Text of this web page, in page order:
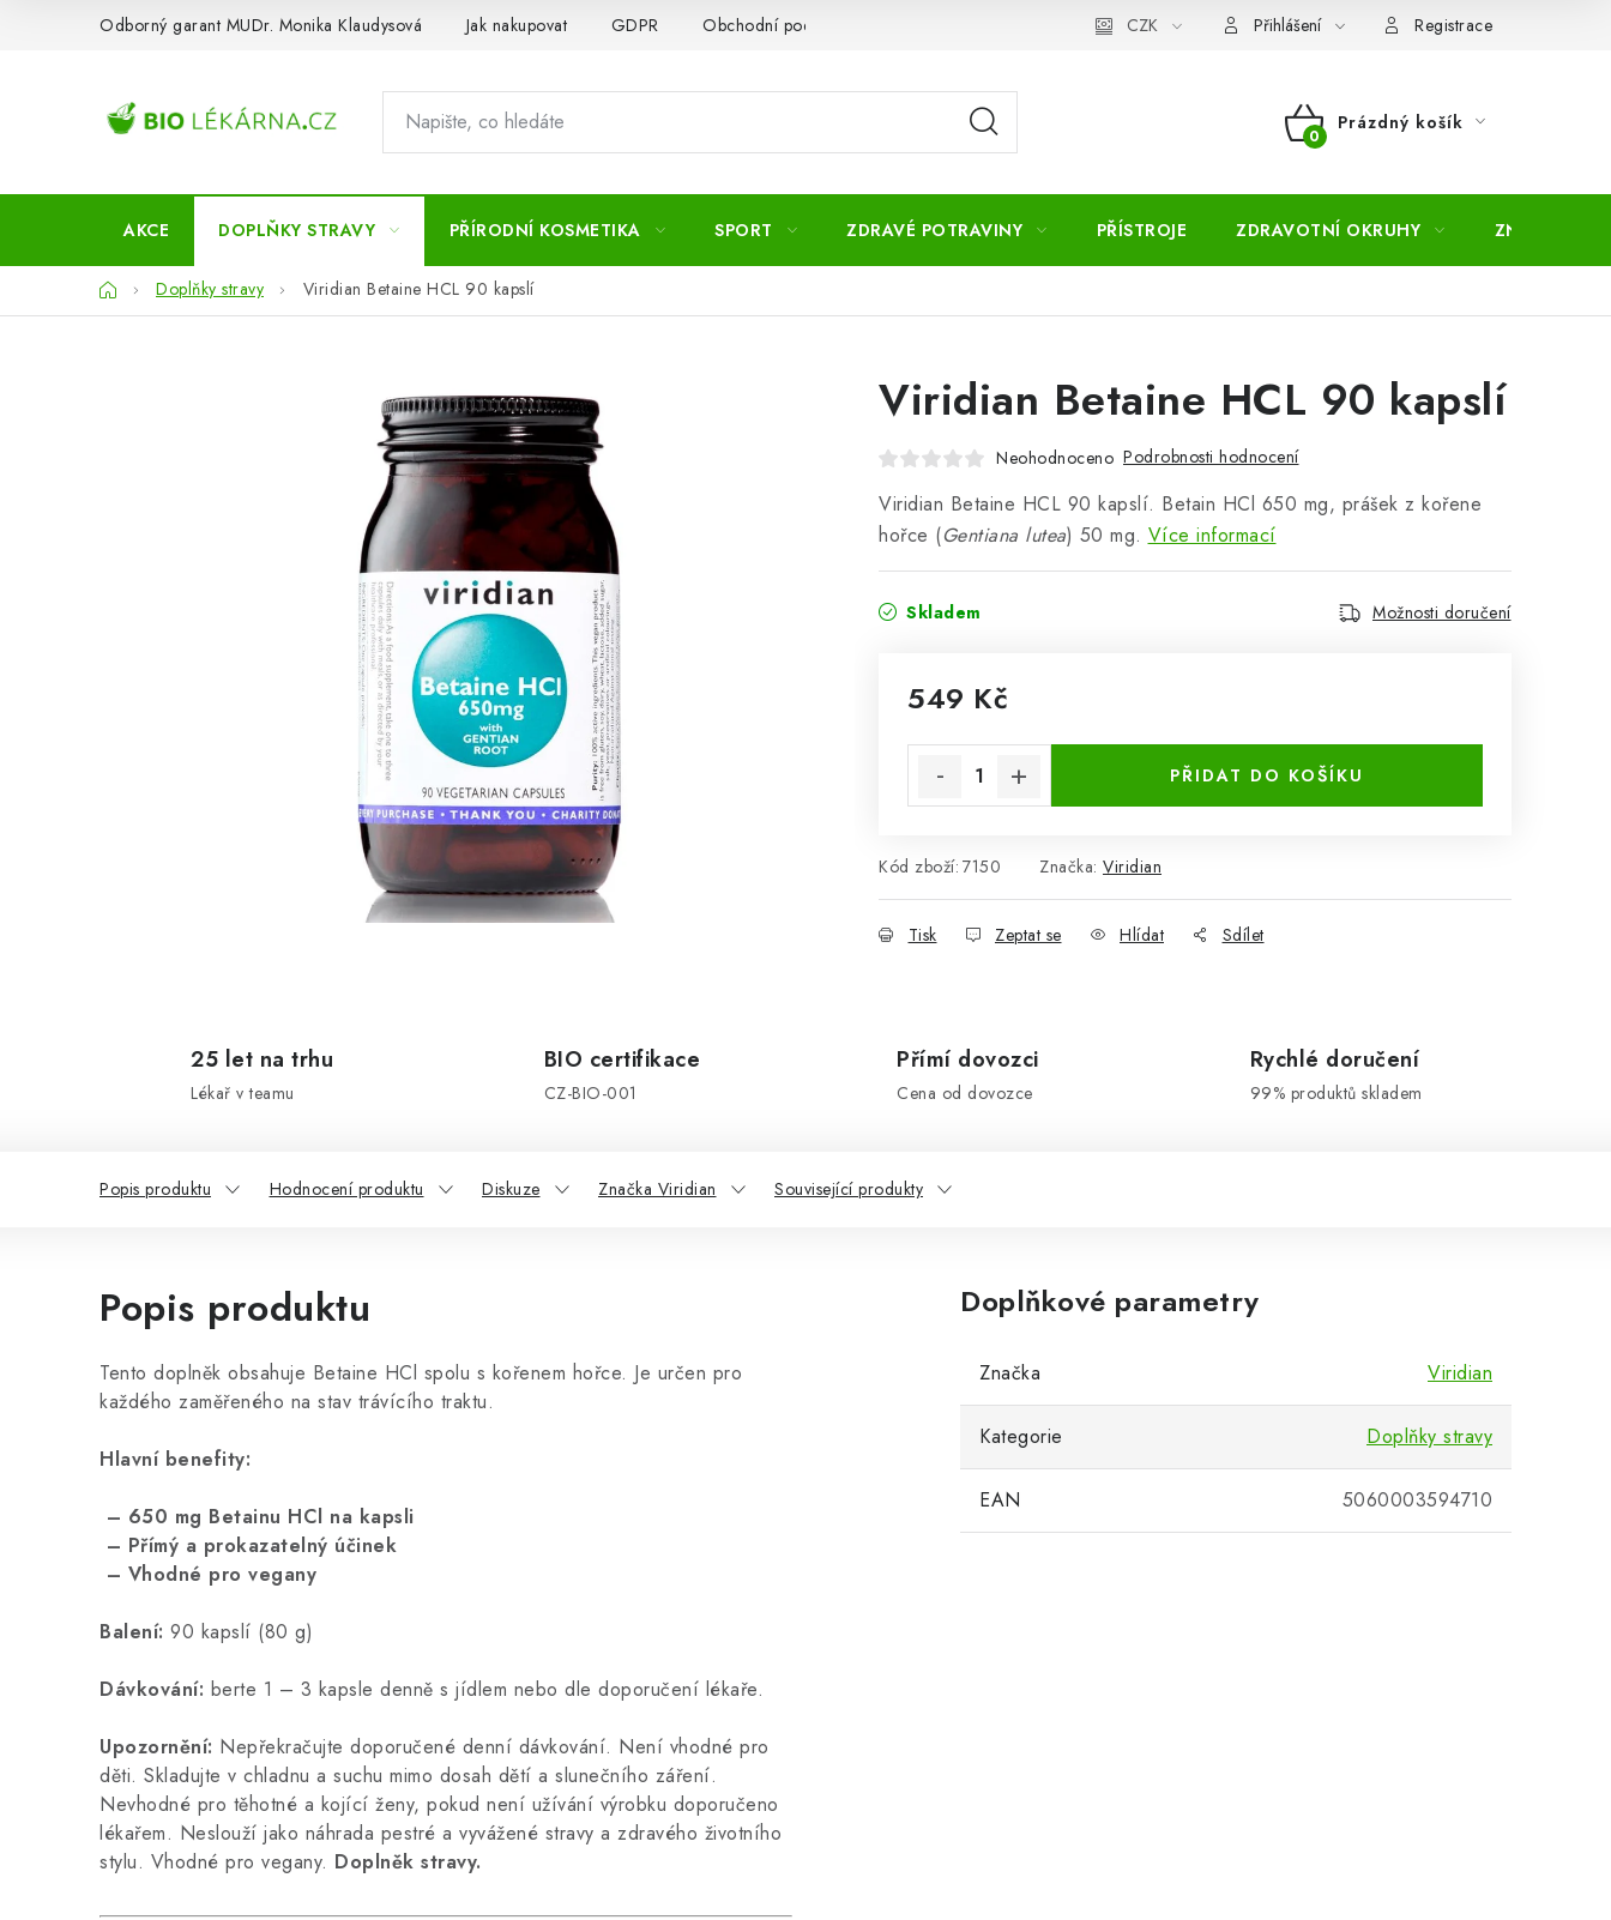
Odborný garant MUDr. Monika Klaudysová Jak nakupovat GDPR Obchodní podmínky Slovník pojmů Moje objednávka Mapa serveru
CZK Přihlášení Registrace
NÁKUPNÍ
Prázdný košík
AKCE DOPLŇKY STRAVY PŘÍRODNÍ KOSMETIKA SPORT ZDRAVÉ POTRAVINY PŘÍSTROJE ZDRAVOTNÍ OKRUHY ZNAČKY
DomůDoplňky stravy Viridian Betaine HCL 90 kapslí
Viridian Betaine HCL 90 kapslí
Neohodnoceno Podrobnosti hodnocení
Viridian Betaine HCL 90 kapslí. Betain HCl 650 mg, prášek z kořene
hořce (Gentiana lutea) 50 mg. Více informací
Skladem Možnosti doručení
549 Kč
PŘIDAT DO KOŠÍKU
Kód zboží: 7150 Značka: Viridian
Tisk Zeptat se Hlídat Sdílet
25 let na trhu
Lékař v teamu
BIO certifikace
CZ-BIO-001
Přímí dovozci
Cena od dovozce
Rychlé doručení
99% produktů skladem
Popis produktu Hodnocení produktu Diskuze Značka Viridian Související produkty
Popis produktu
Tento doplněk obsahuje Betaine HCl spolu s kořenem hořce. Je určen pro
každého zaměřeného na stav trávícího traktu.
Hlavní benefity:
– 650 mg Betainu HCl na kapsli
– Přímý a prokazatelný účinek
– Vhodné pro vegany
Balení: 90 kapslí (80 g)
Dávkování: berte 1 – 3 kapsle denně s jídlem nebo dle doporučení lékaře.
Upozornění: Nepřekračujte doporučené denní dávkování. Není vhodné pro
děti. Skladujte v chladnu a suchu mimo dosah dětí a slunečního záření.
Nevhodné pro těhotné a kojící ženy, pokud není užívání výrobku doporučeno
lékařem. Neslouží jako náhrada pestré a vyvážené stravy a zdravého životního
stylu. Vhodné pro vegany. Doplněk stravy.
Doplňkové parametry
Značka Viridian
Kategorie Doplňky stravy
EAN 5060003594710